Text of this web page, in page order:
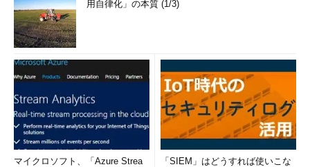
用自律化」の本質 (1/3)
マイクロソフト、「Azure Strea
「SIEM」はどうすれば使いこな